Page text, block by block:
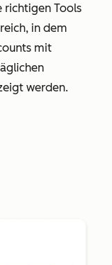
richtigen Tools
in dem
mit
werden.